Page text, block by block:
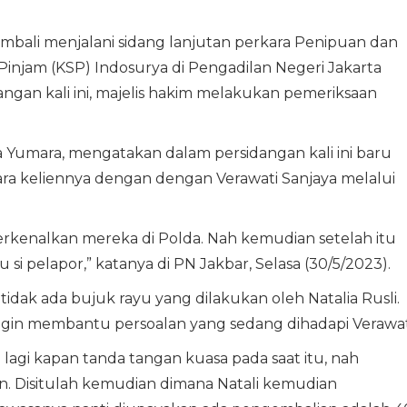
menjalani sidang lanjutan perkara Penipuan dan
(KSP) Indosurya di Pengadilan Negeri Jakarta
kali ini, majelis hakim melakukan pemeriksaan
mengatakan dalam persidangan kali ini baru
keliennya dengan dengan Verawati Sanjaya melalui
mereka di Polda. Nah kemudian setelah itu
pelapor,” katanya di PN Jakbar, Selasa (30/5/2023).
ada bujuk rayu yang dilakukan oleh Natalia Rusli.
membantu persoalan yang sedang dihadapi
kapan tanda tangan kuasa pada saat itu, nah
Disitulah kemudian dimana Natali kemudian